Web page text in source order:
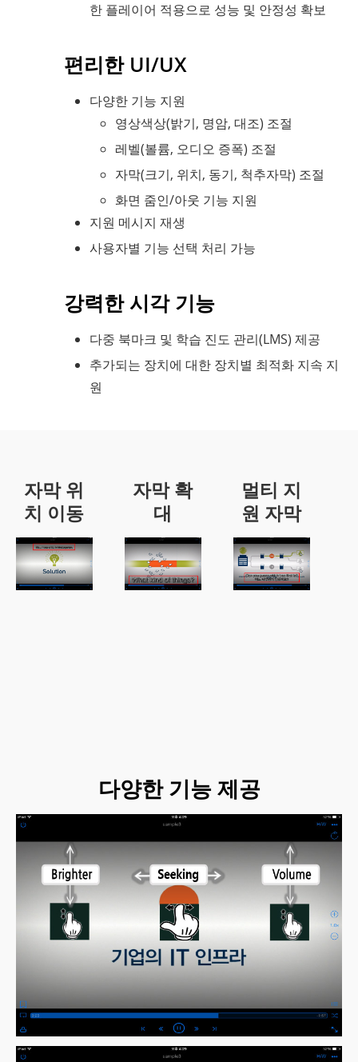
한 플레이어 적용으로 성능 및 안정성 확보
편리한 UI/UX
다양한 기능 지원
영상색상(밝기, 명암, 대조) 조절
레벨(볼륨, 오디오 증폭) 조절
자막(크기, 위치, 동기, 척추자막) 조절
화면 줌인/아웃 기능 지원
지원 메시지 재생
사용자별 기능 선택 처리 가능
강력한 시각 기능
다중 북마크 및 학습 진도 관리(LMS) 제공
추가되는 장치에 대한 장치별 최적화 지속 지
원
자막 위
치 이동
자막 확
대
멀티 지
원 자막
다양한 기능 제공